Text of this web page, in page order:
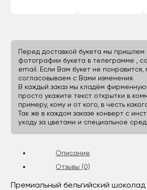
Перед доставкой букета мы пришлем
фотографии букета в телеграмме ,
email. Если Вам букет не понравится,
согласовываем с Вами изменения.
В каждый заказ мы кладём
просто укажите текст открытки в
примеру, кому и от кого, в честь
Так же в каждом заказе конверт с
уходу за цветами и специальное
Описание
Отзывы (0)
Премиальный бельгийский